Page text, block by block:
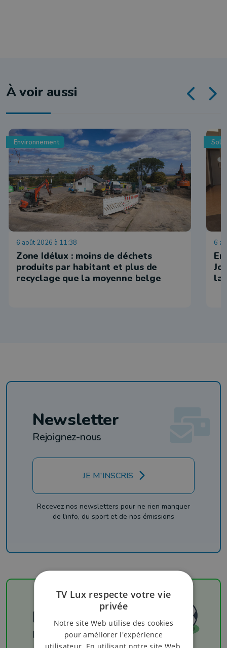
À voir aussi
Environnement
6 août 2026 à 11:38
Zone Idélux : moins de déchets
produits par habitant et plus de
recyclage que la moyenne belge
6
la
Newsletter
Rejoignez-nous
JE M'INSCRIS
Recevez nos newsletters pour ne rien manquer
de l'info, du sport et de nos émissions
Football
Les résultats
TV Lux respecte votre vie
privée
Notre site Web utilise des cookies
pour améliorer l'expérience
utilisateur. En utilisant notre site Web,